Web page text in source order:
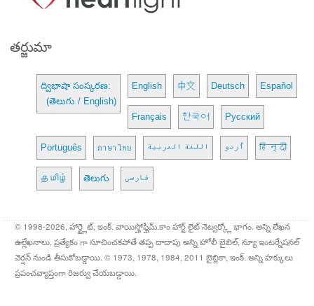
తర్జుమా
ద్విభాషా సంస్కరణ:
(తెలుగు / English)
English 中文 Deutsch Español
Français 한국어 Русский
Português ภาษาไทย اللغة العربية اُردو हिन्दी
தமிழ் తెలుగు فارسی
© 1998-2026, హార్ట్లైట్, ఇంక్. వాయిస్హోఫ్హీమ్.కాం హార్ట్ లైట్ నెట్వర్క్లో భాగం. అన్ని లేఖన
ఉల్లేఖనాలు, ప్రత్యేకం గా సూచించకపోతే తప్ప దాదాపు అన్ని హోలీ బైబిల్, న్యూ ఇంటర్నేషనల్
వెర్షన్ నుండి తీసుకోబడ్డాయి. © 1973, 1978, 1984, 2011 బైబ్లికా, ఇంక్. అన్ని హక్కులు
ప్రపంచవ్యాప్తంగా రిజర్వు చేయబడ్డాయి.